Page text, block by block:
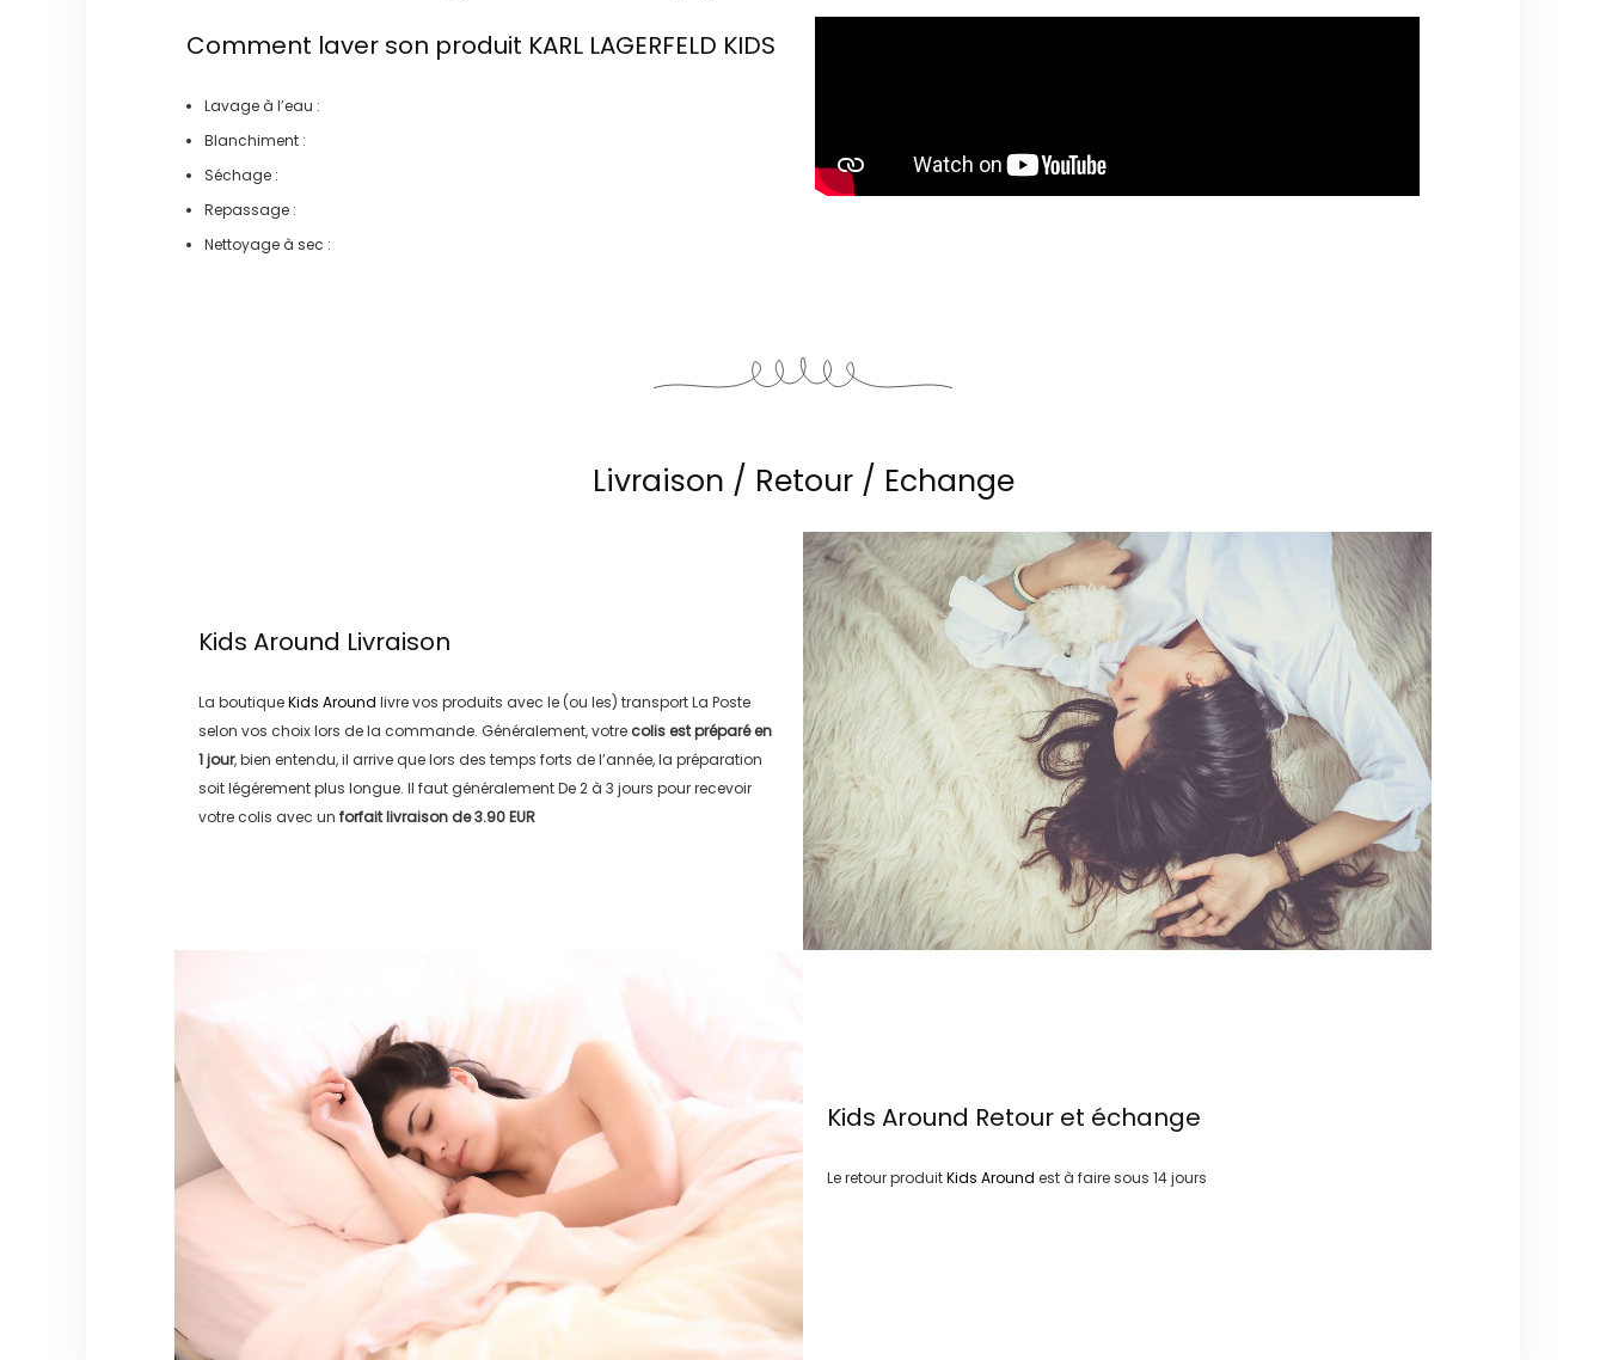
Comment laver son produit KARL LAGERFELD KIDS
Lavage à l’eau :
Blanchiment :
Séchage :
Repassage :
Nettoyage à sec :
Livraison / Retour / Echange
Kids Around Livraison
La boutiqueKids Around livre vos produits avec le (ou les) transportLa Poste
selon vos choix lors de la commande. Généralement, votre colis est préparé en
1 jour, bien entendu, il arrive que lors des temps forts de l’année, la préparation
soit légérement plus longue. Il faut généralementDe 2 à 3 jours pour recevoir
votre colis avec un forfait livraison de3.90 EUR
Kids Around Retour et échange
Le retour produitKids Around est à faire sous 14 jours